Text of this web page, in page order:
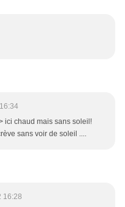
ici chaud mais sans soleil!
sans voir de soleil ....
16:28